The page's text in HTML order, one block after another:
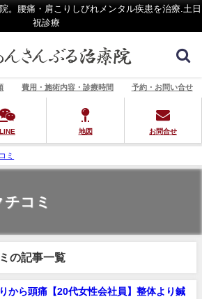
。腰痛・肩こりしびれメンタル疾患を治療.土日
祝診療
費用・施術内容・診療時間 予約・お問い合せ
LINE 地図 お問合せ
ミ
チコミ
の記事一覧
から頭痛【20代女性会社員】整体より鍼